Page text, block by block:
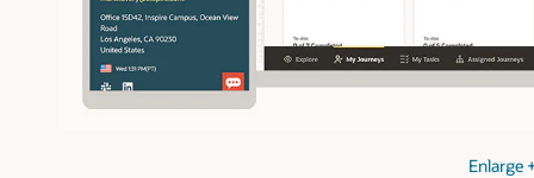
Enlarge